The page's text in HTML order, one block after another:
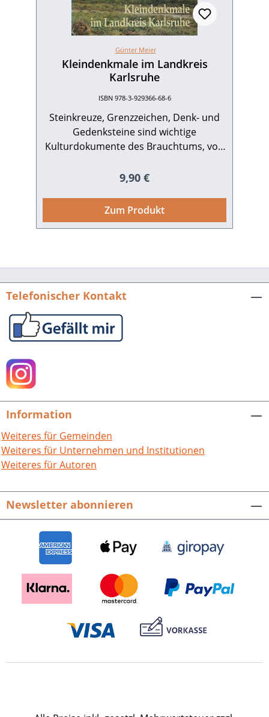
Günter Meier
Kleindenkmale im Landkreis
Karlsruhe
ISBN 978-3-929366-68-6
Steinkreuze, Grenzzeichen, Denk- und
Gedenksteine sind wichtige
Kulturdokumente des Brauchtums, von
früherer Epochen. Mit einer Fülle von
Hintergründe und die
Bedeutung dieser Kulturzeugen
68-6. EUR 9,90. VERGRIFFEN.
Regulärer Preis:
9,90 €
Zum Produkt
Telefonischer Kontakt
Information
Weiteres für Gemeinden
Weiteres für Unternehmen und Institutionen
Weiteres für Autoren
Newsletter abonnieren